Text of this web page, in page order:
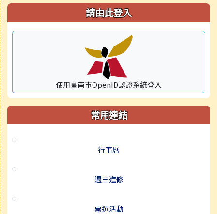
右邊區域內容 請由此登入
使用臺南市OpenID認證系統登入
常用連結
行事曆
週三進修
票選活動